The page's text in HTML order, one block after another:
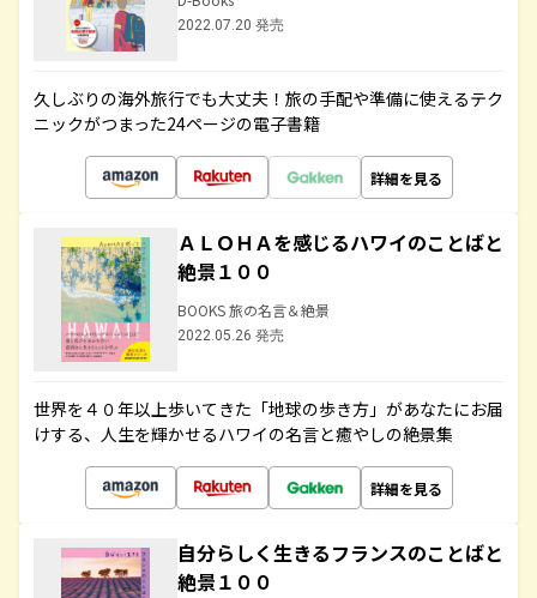
2022.07.20 発売
久しぶりの海外旅行でも大丈夫！旅の手配や準備に使えるテク
ニックがつまった24ページの電子書籍
詳細を見る
ＡＬＯＨＡを感じるハワイのことばと
絶景１００
BOOKS 旅の名言＆絶景
2022.05.26 発売
世界を４０年以上歩いてきた「地球の歩き方」があなたにお届
けする、人生を輝かせるハワイの名言と癒やしの絶景集
詳細を見る
自分らしく生きるフランスのことばと
絶景１００